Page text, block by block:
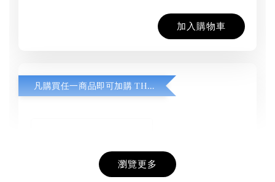
加入購物車
凡購買任一商品即可加購 THT 九週年紀念 T-shirt
瀏覽更多